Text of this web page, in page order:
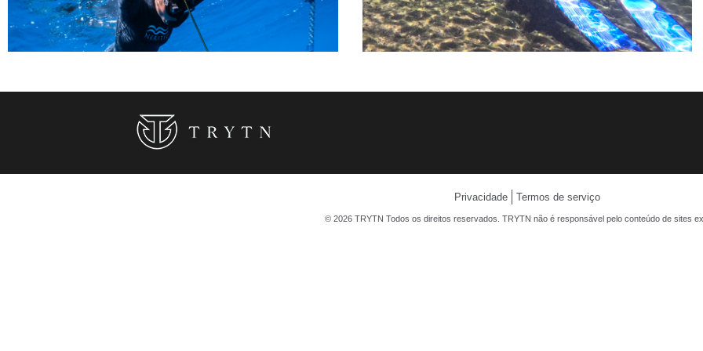
Privacidade Termos de serviço
© 2026 TRYTN Todos os direitos reservados. TRYTN não é responsável pelo conteúdo de sites